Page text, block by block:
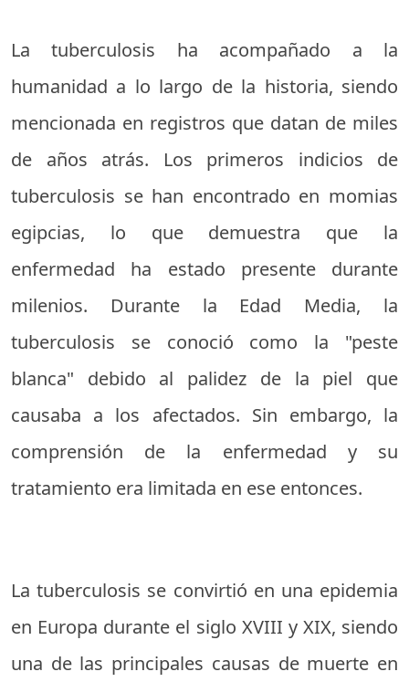
La tuberculosis ha acompañado a la
humanidad a lo largo de la historia, siendo
mencionada en registros que datan de miles
de años atrás. Los primeros indicios de
tuberculosis se han encontrado en momias
egipcias, lo que demuestra que la
enfermedad ha estado presente durante
milenios. Durante la Edad Media, la
tuberculosis se conoció como la "peste
blanca" debido al palidez de la piel que
causaba a los afectados. Sin embargo, la
comprensión de la enfermedad y su
tratamiento era limitada en ese entonces.
La tuberculosis se convirtió en una epidemia
en Europa durante el siglo XVIII y XIX, siendo
una de las principales causas de muerte en